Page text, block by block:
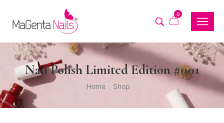
0
Nail Polish Limited Edition #001
Home Shop